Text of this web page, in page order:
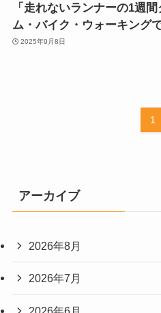
「走れないランナーの1週
ム・バイク・ウォーキング
2025年9月8日
1
アーカイブ
2026年8月
2026年7月